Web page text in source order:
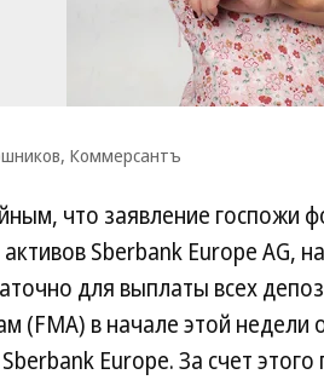
Коммерсантъ
что заявление госпожи
Sberbank Europe AG,
для выплаты всех
(FMA) в начале этой
Europe. За счет